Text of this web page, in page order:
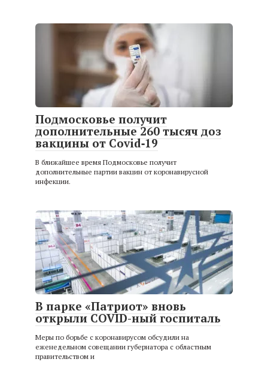
Подмосковье получит
дополнительные 260 тысяч доз
вакцины от Covid‑19
В ближайшее время Подмосковье получит
дополнительные партии вакцин от коронавирусной
инфекции.
В парке «Патриот» вновь
открыли COVID-ный госпиталь
Меры по борьбе с коронавирусом обсудили на
еженедельном совещании губернатора с областным
правительством и